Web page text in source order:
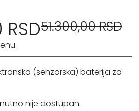
51.300,00 RSD
(senzorska) baterija za
nije dostupan.